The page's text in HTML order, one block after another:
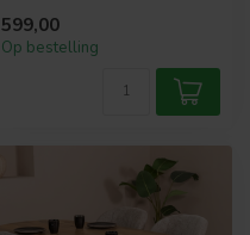
599,00
Op bestelling